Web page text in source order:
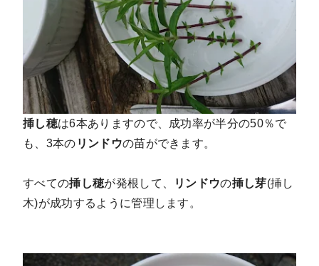
挿し穂は6本ありますので、成功率が半分の50％で
も、3本の リンドウの苗ができます。
すべての挿し穂が発根して、 リンドウの挿し芽(挿し
木)が成功するように管理します。